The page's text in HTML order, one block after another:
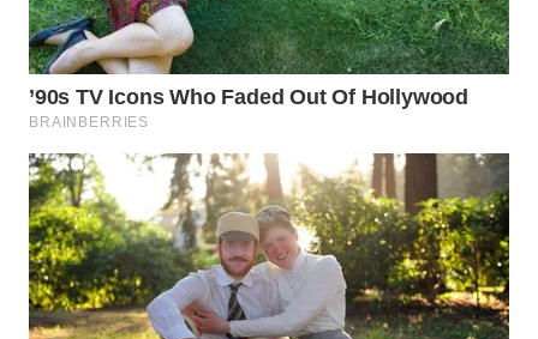
WN
TANJUNG
LESUNG
WN
KARO
WN
SIMALUNGUN
WN